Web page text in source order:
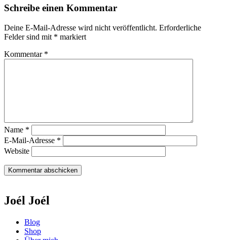
Schreibe einen Kommentar
Deine E-Mail-Adresse wird nicht veröffentlicht. Erforderliche
Felder sind mit * markiert
Kommentar *
Name *
E-Mail-Adresse *
Website
Joél Joél
Blog
Shop